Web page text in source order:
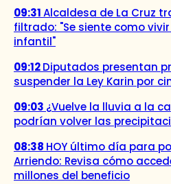
09:31Alcaldesa de La Cruz
filtrado: "Se siente como
infantil"
09:12Diputados presentan
suspender la Ley Karin por
09:03 ¿Vuelve la lluvia a la
podrían volver las
08:38 HOY último día para
Arriendo: Revisa cómo
millones del beneficio